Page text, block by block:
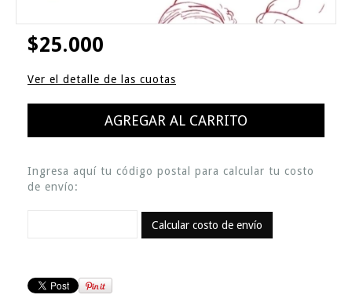
$25.000
Ver el detalle de las cuotas
Ingresa aquí tu código postal para calcular tu costo
de envío:
Calcular costo de envío